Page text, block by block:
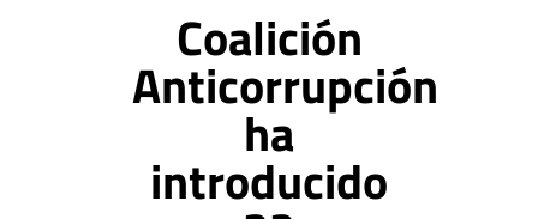
Coalición
Anticorrupción
ha
introducido